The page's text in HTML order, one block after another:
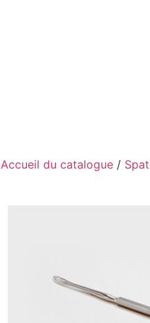
Accueil du catalogue/